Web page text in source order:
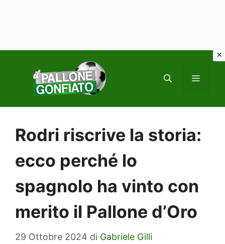
contenuto
MENU
Rodri riscrive la storia:
ecco perché lo
spagnolo ha vinto con
merito il Pallone d’Oro
29 Ottobre 2024 di Gabriele Gilli